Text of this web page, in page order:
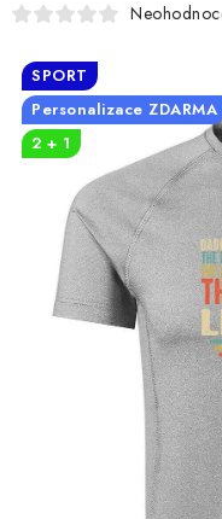
PRO PÁRY
VLASTNÍ MOTIV
TRIČKA
MIKINY
OKAMŽITĚ K ODBĚRU
MÁM SRDCE
SPORT
Personalizace ZDARMA
2 + 1